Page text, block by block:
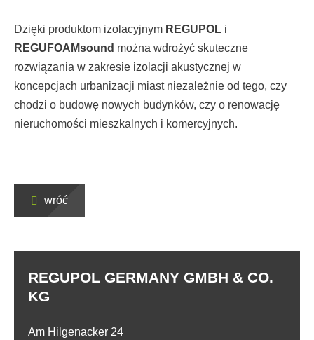
Dzięki produktom izolacyjnym REGUPOL i
REGUFOAMsound można wdrożyć skuteczne
rozwiązania w zakresie izolacji akustycznej w
koncepcjach urbanizacji miast niezależnie od tego, czy
chodzi o budowę nowych budynków, czy o renowację
nieruchomości mieszkalnych i komercyjnych.
wróć
REGUPOL GERMANY GMBH & CO.
KG
Am Hilgenacker 24